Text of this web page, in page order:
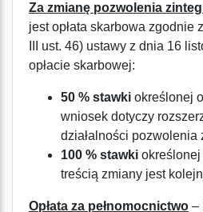
Za zmianę pozwolenia
jest opłata skarbowa zgodnie
III ust. 46) ustawy z dnia 16
opłacie skarbowej:
50 % stawki określonej
wniosek dotyczy
działalności pozwolenia
100 % stawki
treścią zmiany jest
Opłata za pełnomocnictwo –